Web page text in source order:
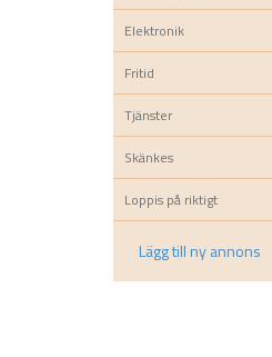
Elektronik
Fritid
Tjänster
Skänkes
Loppis på riktigt
Lägg till ny annons